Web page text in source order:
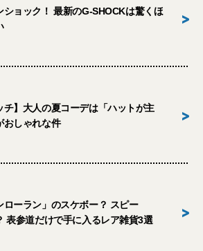
ショック！ 最新のG-SHOCKは驚くほ
>
チ】大人の夏コーデは「ハットが主
おしゃれな件
>
ローラン」のスケボー？ スピー
表参道だけで手に入るレア雑貨3選
>